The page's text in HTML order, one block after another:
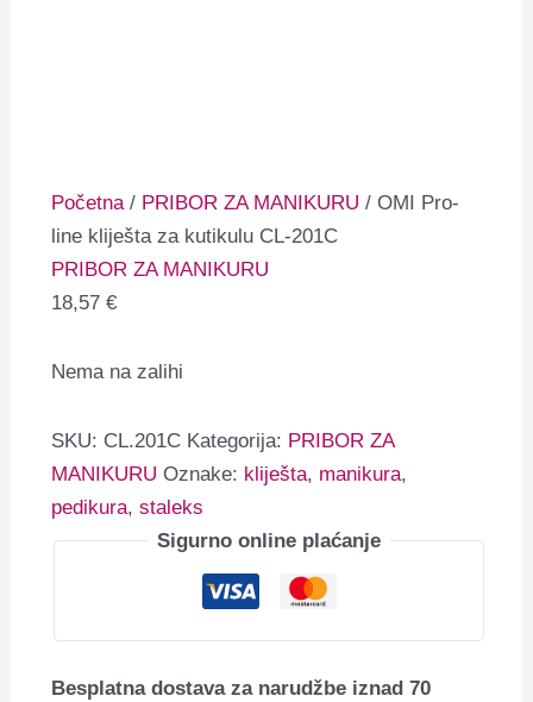
Početna/ PRIBOR ZA MANIKURU / OMI Pro-
line kliješta za kutikulu CL-201C
PRIBOR ZA MANIKURU
18,57€
Nema na zalihi
SKU: CL.201C Kategorija: PRIBOR ZA
MANIKURU Oznake: kliješta, manikura,
pedikura,staleks
Sigurno online plaćanje
Besplatna dostava za narudžbe iznad 70